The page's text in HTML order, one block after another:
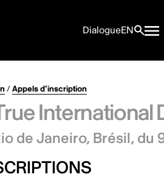
DialogueEN
/Appels d’inscription
True
de Janeiro, Brésil, du